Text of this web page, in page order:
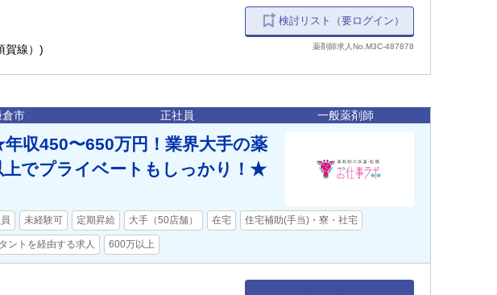
賀線）)
検討リスト（要ログイン）
薬剤師求人No.M3C-487878
倉市 正社員 一般薬剤師
収450〜650万円！業界大手の薬
でプライベートもしっかり！★
未経験可 定期昇給 大手（50店舗） 在宅 住宅補助(手当)・寮・社宅
ントを経由する求人 600万以上